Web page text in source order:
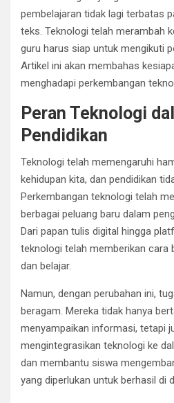
pembelajaran tidak lagi terbatas
teks. Teknologi telah merambah
guru harus siap untuk mengikuti
Artikel ini akan membahas
menghadapi perkembangan
Peran Teknologi
Pendidikan
Teknologi telah memengaruhi
kehidupan kita, dan pendidikan
Perkembangan teknologi telah
berbagai peluang baru dalam
Dari papan tulis digital hingga
teknologi telah memberikan cara
dan belajar.
Namun, dengan perubahan ini,
beragam. Mereka tidak hanya
menyampaikan informasi, tetapi
mengintegrasikan teknologi ke
dan membantu siswa
yang diperlukan untuk berhasil di